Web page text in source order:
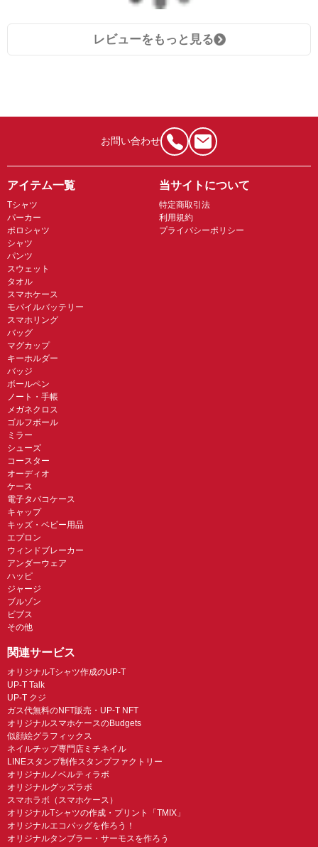
レビューをもっと見る
お問い合わせ
アイテム一覧
Tシャツ
パーカー
ポロシャツ
シャツ
パンツ
スウェット
タオル
スマホケース
モバイルバッテリー
スマホリング
バッグ
マグカップ
キーホルダー
バッジ
ボールペン
ノート・手帳
メガネクロス
ゴルフボール
ミラー
シューズ
コースター
オーディオ
ケース
電子タバコケース
キャップ
キッズ・ベビー用品
エプロン
ウィンドブレーカー
アンダーウェア
ハッピ
ジャージ
ブルゾン
ビブス
その他
当サイトについて
特定商取引法
利用規約
プライバシーポリシー
関連サービス
オリジナルTシャツ作成のUP-T
UP-T Talk
UP-T クジ
ガス代無料のNFT販売・UP-T NFT
オリジナルスマホケースのBudgets
似顔絵グラフィックス
ネイルチップ専門店ミチネイル
LINEスタンプ制作スタンプファクトリー
オリジナルノベルティラボ
オリジナルグッズラボ
スマホラボ（スマホケース）
オリジナルTシャツの作成・プリント「TMIX」
オリジナルエコバッグを作ろう！
オリジナルタンブラー・サーモスを作ろう